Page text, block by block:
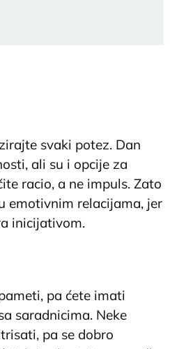
svaki potez. Dan
ali su i opcije za
racio, a ne impuls. Zato
emotivnim relacijama, jer
inicijativom.
pa ćete imati
saradnicima. Neke
pa se dobro